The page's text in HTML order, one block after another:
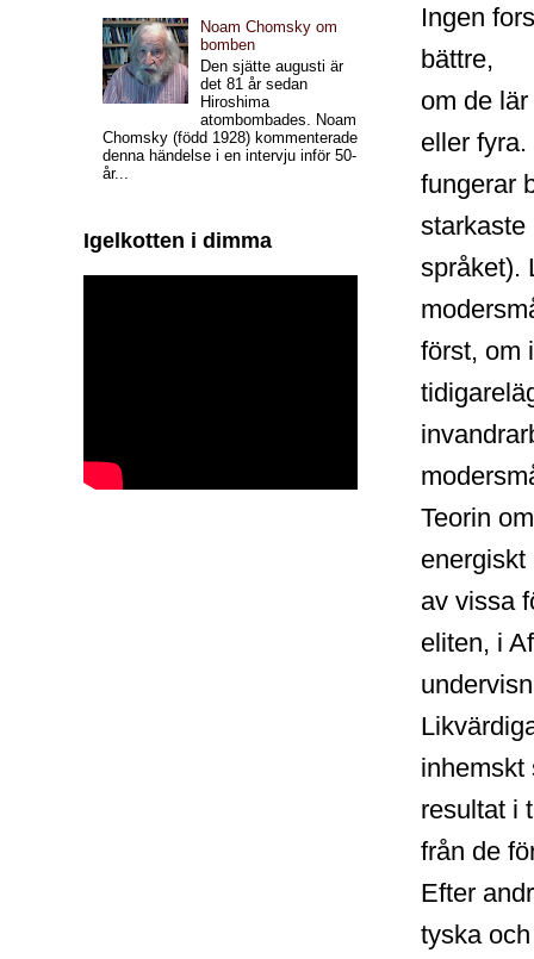
Ingen
bättre,
om de
eller
fungerar
starkaste
språket).
först, om
Teorin
energiskt
av vissa
eliten, i
inhemskt
resultat i
från de
Efter
tyska
Noam Chomsky om
bomben
Den sjätte augusti är
det 81 år sedan
Hiroshima
atombombades. Noam
Chomsky (född 1928) kommenterade
denna händelse i en intervju inför 50-
år...
Igelkotten i dimma